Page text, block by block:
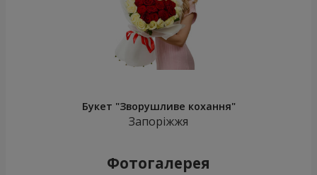
Букет "Зворушливе кохання"
Запоріжжя
Фотогалерея